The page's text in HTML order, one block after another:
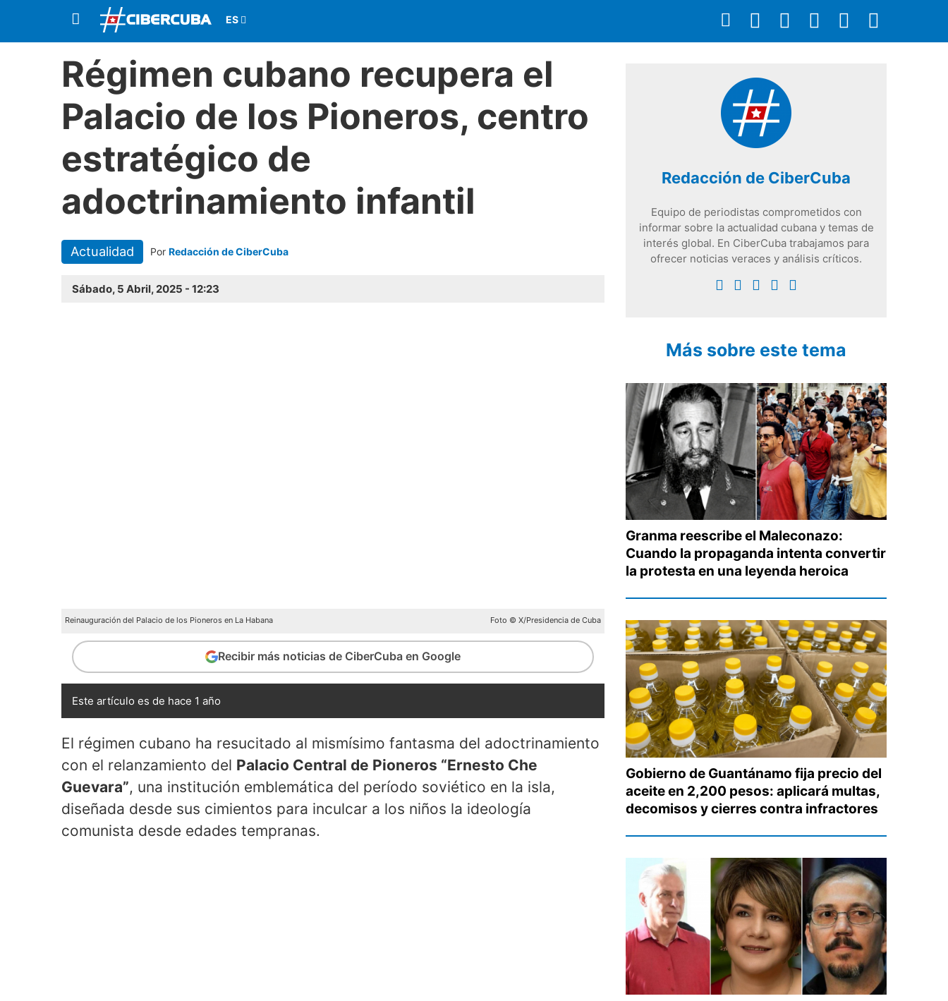
Régimen cubano recupera el
Palacio de los Pioneros, centro
estratégico de
adoctrinamiento infantil
Actualidad Por Redacción de CiberCuba
Sábado, 5 Abril, 2025 - 12:23
Reinauguración del Palacio de los Pioneros en La Habana Foto © X/Presidencia de Cuba
Recibir más noticias de CiberCuba en Google
Este artículo es de hace 1 año
El régimen cubano ha resucitado al mismísimo fantasma del adoctrinamiento
con el relanzamiento del Palacio Central de Pioneros “Ernesto Che
Guevara”, una institución emblemática del período soviético en la isla,
diseñada desde sus cimientos para inculcar a los niños la ideología
comunista desde edades tempranas.
Redacción de CiberCuba
Equipo de periodistas comprometidos con
informar sobre la actualidad cubana y temas de
interés global. En CiberCuba trabajamos para
ofrecer noticias veraces y análisis críticos.
Más sobre este tema
Granma reescribe el Maleconazo:
Cuando la propaganda intenta convertir
la protesta en una leyenda heroica
Gobierno de Guantánamo fija precio del
aceite en 2,200 pesos: aplicará multas,
decomisos y cierres contra infractores